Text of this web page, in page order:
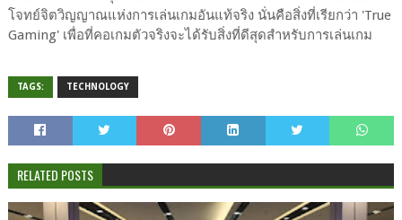
โจทย์จิตวิญญาณแห่งการเล่นเกมอันแท้จริง นั่นคือสิ่งที่เรียกว่า 'True
Gaming' เพื่อที่คอเกมตัวจริงจะได้รับสิ่งที่ดีสุดสำหรับการเล่นเกม
TAGS: TECHNOLOGY
RELATED POSTS